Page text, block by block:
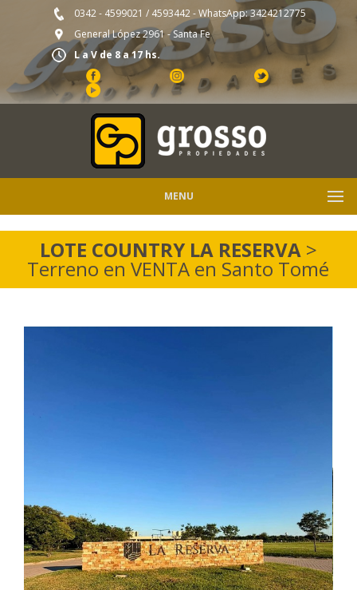
0342 - 4599021 / 4593442- WhatsApp:3424212775
General López 2961 - Santa Fe
L a V de 8 a 17 hs.
MENU
LOTE COUNTRY LA RESERVA>
Terreno en VENTA en Santo Tomé